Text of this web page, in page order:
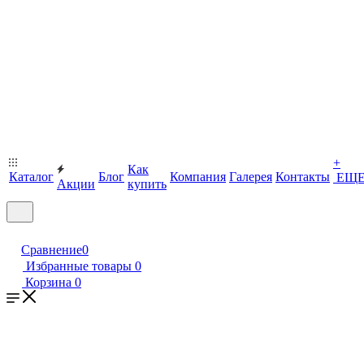
Каталог
Акции
Блог
Как
купить
Компания Галерея Контакты
+
Сравнение0
Избранные товары 0
Корзина 0